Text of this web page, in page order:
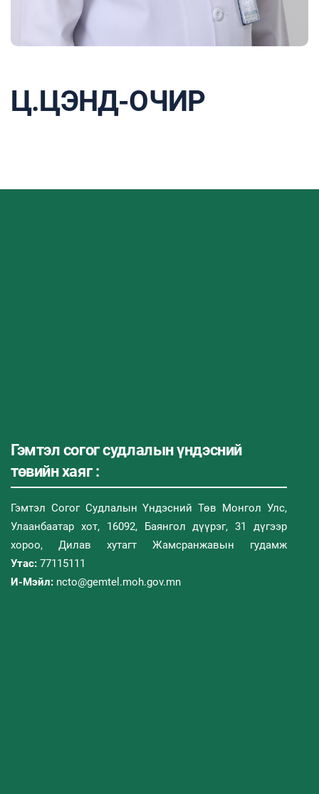
Ц.ЦЭНД-ОЧИР
Гэмтэл согог судлалын үндэсний
төвийн хаяг :
Гэмтэл Согог Судлалын Үндэсний Төв Монгол Улс,
Улаанбаатар хот, 16092, Баянгол дүүрэг, 31 дүгээр
хороо, Дилав хутагт Жамсранжавын гудамж
Утас: 77115111
И-Мэйл: ncto@gemtel.moh.gov.mn